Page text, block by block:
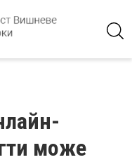
може